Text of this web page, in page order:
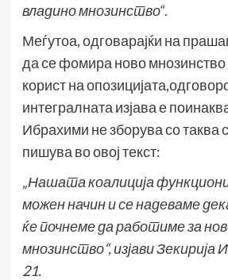
владино мнозинство“.
Меѓутоа, одговарајќи на
да се фомира ново мнозинство
корист на
интегралната изјава е
Ибрахими не зборува со таква
пишува во овој текст:
„Нашата коалиција
можен начин и се надеваме
ќе почнеме да работиме за
мнозинство“,изјавиЗекирија
21.